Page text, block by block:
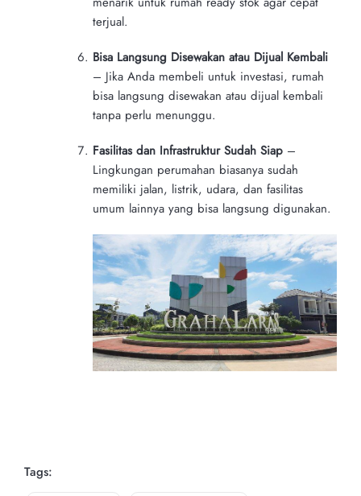
terjual.
Bisa Langsung Disewakan atau Dijual Kembali
– Jika Anda membeli untuk investasi, rumah
bisa langsung disewakan atau dijual kembali
tanpa perlu menunggu.
Fasilitas dan Infrastruktur Sudah Siap –
Lingkungan perumahan biasanya sudah
memiliki jalan, listrik, udara, dan fasilitas
umum lainnya yang bisa langsung digunakan.
Tags: